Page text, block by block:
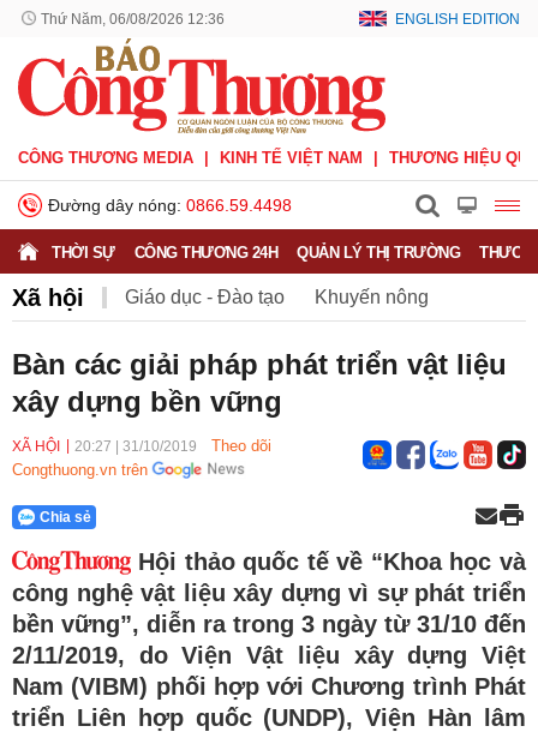
Thứ Năm, 06/08/2026 12:36 ENGLISH EDITION
CÔNG THƯƠNG MEDIA KINH TẾ VIỆT NAM THƯƠNG HIỆU
Đường dây nóng: 0866.59.4498
THỜI SỰ CÔNG THƯƠNG 24H QUẢN LÝ THỊ TRƯỜNG
Xã hội Giáo dục - Đào tạo Khuyến nông
Nông nghiệp - nông thôn
Phát triển bền vững Sức khỏe
Bàn các giải pháp phát triển vật liệu
xây dựng bền vững
XÃ HỘI 20:27 31/10/2019
Theo dõi
Congthuong.vn trên
Chia sẻ
Hội thảo quốc tế về “Khoa học và
công nghệ vật liệu xây dựng vì sự phát triển
bền vững”, diễn ra trong 3 ngày từ 31/10 đến
2/11/2019, do Viện Vật liệu xây dựng Việt
Nam (VIBM) phối hợp với Chương trình Phát
triển Liên hợp quốc (UNDP), Viện Hàn lâm